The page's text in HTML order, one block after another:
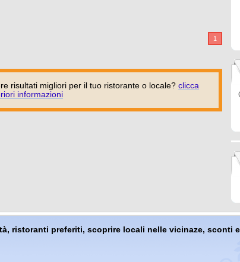
1
risultati migliori per il tuo ristorante o locale? clicca
informazioni
ristoranti preferiti, scoprire locali nelle vicinaze, sconti